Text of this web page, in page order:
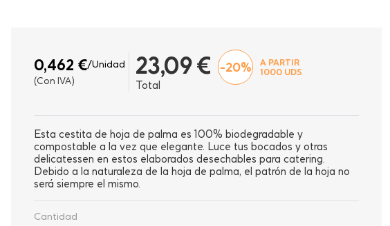
0,462 €/Unidad
(Con IVA)
23,09 €
Total
-20%
A PARTIR
1000 UDS
Esta cestita de hoja de palma es 100% biodegradable y
compostable a la vez que elegante. Luce tus bocados y otras
delicatessen en estos elaborados desechables para catering.
Debido a la naturaleza de la hoja de palma, el patrón de la hoja no
será siempre el mismo.
Cantidad